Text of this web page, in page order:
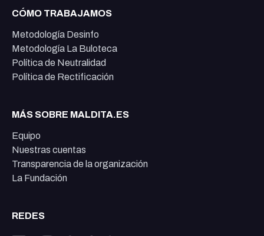
CÓMO TRABAJAMOS
Metodología Desinfo
Metodología La Buloteca
Política de Neutralidad
Política de Rectificación
MÁS SOBRE MALDITA.ES
Equipo
Nuestras cuentas
Transparencia de la organización
La Fundación
REDES